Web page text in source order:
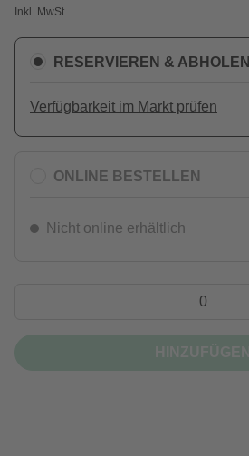
Inkl. MwSt.
RESERVIEREN & ABHOLEN
Verfügbarkeit im Markt prüfen
ONLINE BESTELLEN
Nicht online erhältlich